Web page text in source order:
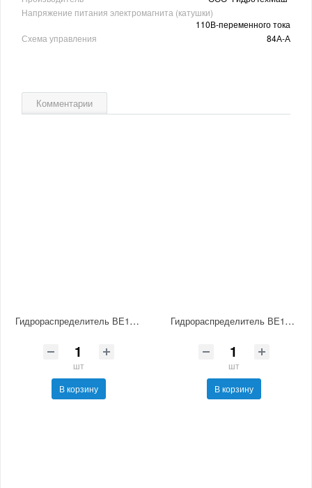
Напряжение питания электромагнита (катушки)
110В-переменного тока
Схема управления
84А-А
Комментарии
Гидрораспределитель ВЕ10.54-В В380 НМ УХЛ4
шт
В корзину
Гидрораспределитель ВЕ10.14-В В380 НМ УХЛ4
шт
В корзину